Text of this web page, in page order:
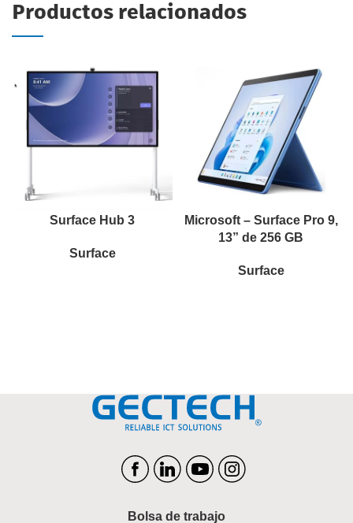
Productos relacionados
Surface Hub 3
Surface
Microsoft – Surface Pro 9,
13” de 256 GB
Surface
Bolsa de trabajo